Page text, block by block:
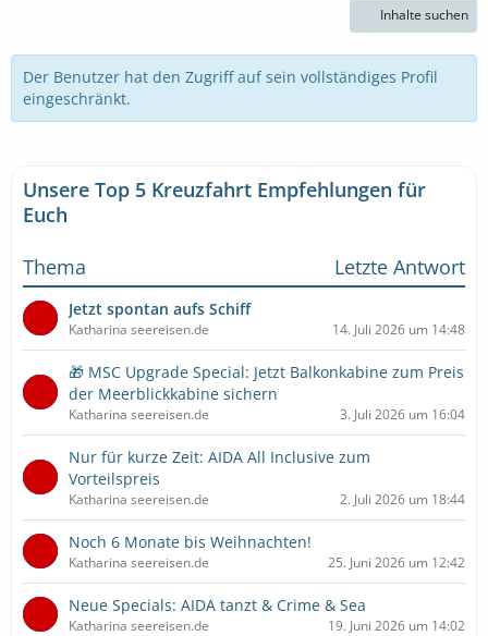
Inhalte suchen
Der Benutzer hat den Zugriff auf sein vollständiges Profil
eingeschränkt.
Unsere Top 5 Kreuzfahrt Empfehlungen für
Euch
Thema
Letzte Antwort
Jetzt spontan aufs Schiff
Katharina seereisen.de 14. Juli 2026 um 14:48
🎁 MSC Upgrade Special: Jetzt Balkonkabine zum Preis
der Meerblickkabine sichern
Katharina seereisen.de 3. Juli 2026 um 16:04
Nur für kurze Zeit: AIDA All Inclusive zum
Vorteilspreis
Katharina seereisen.de 2. Juli 2026 um 18:44
Noch 6 Monate bis Weihnachten!
Katharina seereisen.de 25. Juni 2026 um 12:42
Neue Specials: AIDA tanzt & Crime & Sea
Katharina seereisen.de 19. Juni 2026 um 14:02